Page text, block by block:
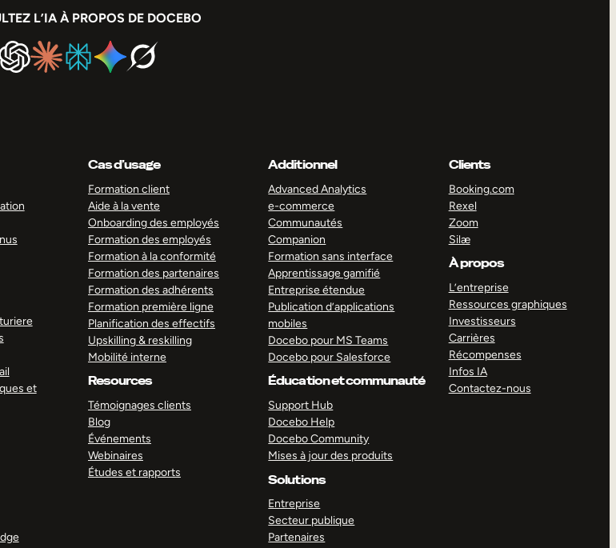
L’IA À PROPOS DE DOCEBO
et
Cas d’usage
Formation client
Aide à la vente
Onboarding des employés
Formation des employés
Formation à la conformité
Formation des partenaires
Formation des adhérents
Formation première ligne
Planification des effectifs
Upskilling & reskilling
Mobilité interne
Resources
Témoignages clients
Blog
Événements
Webinaires
Études et rapports
Additionnel
Advanced Analytics
e-commerce
Communautés
Companion
Formation sans interface
Apprentissage gamifié
Entreprise étendue
Publication d’applications
mobiles
Docebo pour MS Teams
Docebo pour Salesforce
Éducation et communauté
Support Hub
Docebo Help
Docebo Community
Mises à jour des produits
Solutions
Entreprise
Secteur publique
Partenaires
Clients
Booking.com
Rexel
Zoom
Silæ
À propos
L’entreprise
Ressources graphiques
Investisseurs
Carrières
Récompenses
Infos IA
Contactez-nous